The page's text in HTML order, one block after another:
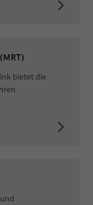
bietet die